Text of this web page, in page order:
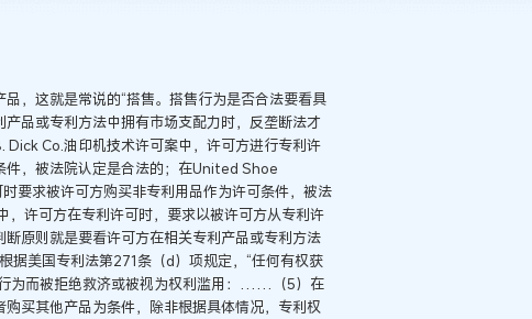
，这就是常说的“搭售。搭售行为是否合法要看具
品或专利方法中拥有市场支配力时，反垄断法才
Co.油印机技术许可案中，许可方进行专利许
件，被法院认定是合法的；在United Shoe
求被许可方购买非专利用品作为许可条件，被法
许可方在专利许可时，要求以被许可方从专利许
原则就是要看许可方在相关专利产品或专利方法
据美国专利法第271条（d）项规定，“任何有权获
为而被拒绝救济或被视为权利滥用：……（5）在
买其他产品为条件，除非根据具体情况，专利权